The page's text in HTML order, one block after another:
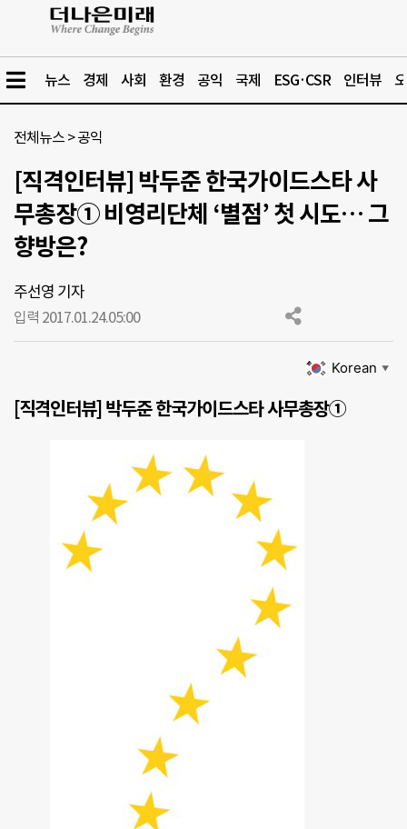
뉴스 경제 사회 환경 공익 국제 ESG·CSR 인터뷰
전체뉴스 >공익
[직격인터뷰] 박두준 한국가이드스타 사
무총장① 비영리단체 ‘별점’ 첫 시도… 그
향방은?
주선영 기자
입력 2017.01.24.05:00
Korean ▼
[직격인터뷰] 박두준 한국가이드스타 사무총장①